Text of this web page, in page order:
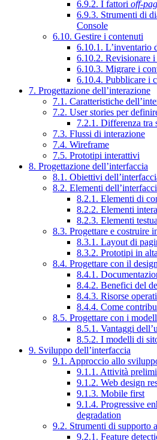
6.9.2. I fattori off-
6.9.3. Strumenti di
Console
6.10. Gestire i contenuti
6.10.1. L’inventario
6.10.2. Revisionare
6.10.3. Migrare i
6.10.4. Pubblicare i
7. Progettazione dell’interazione
7.1. Caratteristiche
7.2. User stories per
7.2.1. Differenza tra
7.3. Flussi di interazione
7.4. Wireframe
7.5. Prototipi interattivi
8. Progettazione dell’interfaccia
8.1. Obiettivi
8.2. Elementi
8.2.1. Elementi di
8.2.2. Elementi
8.2.3. Elementi
8.3. Progettare e costruire
8.3.1. Layout di
8.3.2. Prototipi in
8.4. Progettare con il
8.4.1.
8.4.2. Benefici del
8.4.3. Risorse
8.4.4. Come
8.5. Progettare con i
8.5.1. Vantaggi
8.5.2. I modelli di
9. Sviluppo dell’interfaccia
9.1. Approccio allo
9.1.1. Attività
9.1.2. Web design
9.1.3. Mobile first
9.1.4. Progressive
degradation
9.2. Strumenti di supporto
9.2.1. Feature